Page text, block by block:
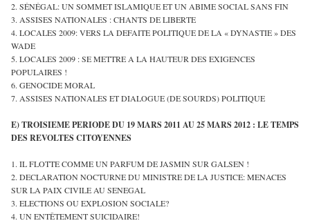
2. SÉNÉGAL: UN SOMMET ISLAMIQUE ET UN ABIME SOCIAL SANS FIN
3. ASSISES NATIONALES : CHANTS DE LIBERTE
4. LOCALES 2009: VERS LA DEFAITE POLITIQUE DE LA « DYNASTIE » DES
WADE
5. LOCALES 2009 : SE METTRE A LA HAUTEUR DES EXIGENCES
POPULAIRES !
6. GENOCIDE MORAL
7. ASSISES NATIONALES ET DIALOGUE (DE SOURDS) POLITIQUE
E) TROISIEME PERIODE DU 19 MARS 2011 AU 25 MARS 2012 : LE TEMPS
DES REVOLTES CITOYENNES
1. IL FLOTTE COMME UN PARFUM DE JASMIN SUR GALSEN !
2. DECLARATION NOCTURNE DU MINISTRE DE LA JUSTICE: MENACES
SUR LA PAIX CIVILE AU SENEGAL
3. ELECTIONS OU EXPLOSION SOCIALE?
4. UN ENTÊTEMENT SUICIDAIRE!